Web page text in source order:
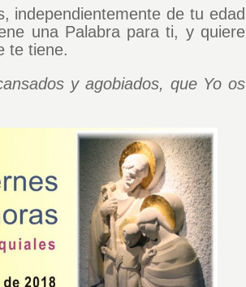
independientemente de tu edad
una Palabra para ti, y quiere
te tiene.
y agobiados, que Yo os